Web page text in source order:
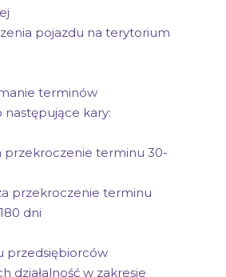
pojazdu na terytorium
terminów
następujące kary:
przekroczenie terminu 30-
przekroczenie terminu
dni
przedsiębiorców
działalność w zakresie